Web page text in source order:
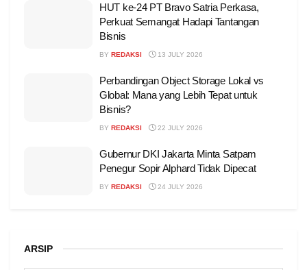
HUT ke-24 PT Bravo Satria Perkasa,
Perkuat Semangat Hadapi Tantangan
Bisnis
BY REDAKSI 13 JULY 2026
Perbandingan Object Storage Lokal vs
Global: Mana yang Lebih Tepat untuk
Bisnis?
BY REDAKSI 22 JULY 2026
Gubernur DKI Jakarta Minta Satpam
Penegur Sopir Alphard Tidak Dipecat
BY REDAKSI 24 JULY 2026
ARSIP